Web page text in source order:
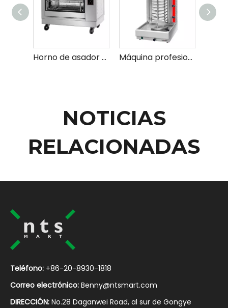
Horno de asador eléctrico general: el mejor horno de asador para comidas perfectamente cocinadas Máquina profesional Rotisserie y Kebab para cocinar eficiente y resultados perfectos
NOTICIAS
RELACIONADAS
Teléfono: +86-20-8930-1818
Correo electrónico: Benny@ntsmart.com
DIRECCIÓN: No.28 Daganwei Road, al sur de Gongye